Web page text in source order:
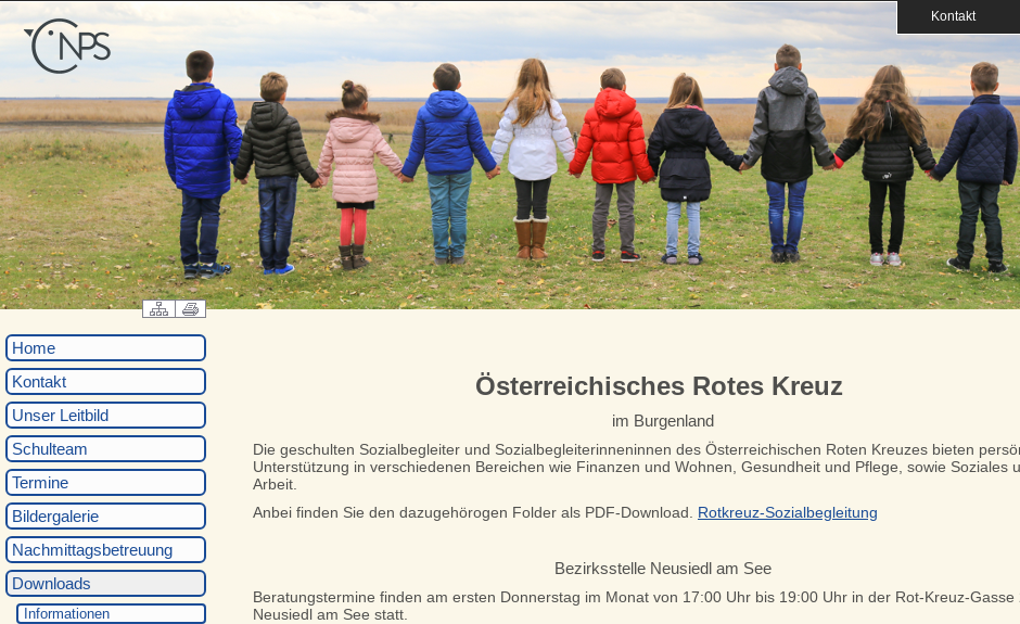
Kontakt
Home
Kontakt
Unser Leitbild
Schulteam
Termine
Bildergalerie
Nachmittagsbetreuung
Downloads
Informationen
Österreichisches Rotes Kreuz
im Burgenland
Die geschulten Sozialbegleiter und Sozialbegleiterinneninnen des Österreichischen Roten Kreuzes bieten
Unterstützung in verschiedenen Bereichen wie Finanzen und Wohnen, Gesundheit und Pflege, sowie Soziales
Arbeit.
Anbei finden Sie den dazugehörogen Folder als PDF-Download. Rotkreuz-Sozialbegleitung
Bezirksstelle Neusiedl am See
Beratungstermine finden am ersten Donnerstag im Monat von 17:00 Uhr bis 19:00 Uhr in der Rot-Kreuz-Gasse
Neusiedl am See statt.